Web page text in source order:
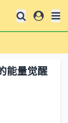
能量觉醒